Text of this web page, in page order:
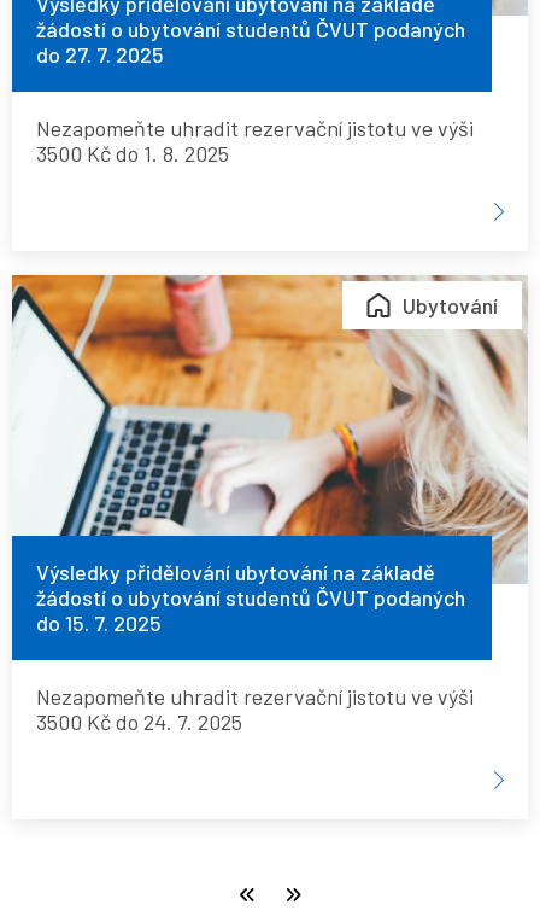
ČVUT
27.
žádostí o ubytování studentů ČVUT podaných
do 27. 7. 2025
Nezapomeňte uhradit rezervační jistotu ve výši
3500 Kč do 1. 8. 2025
Výsledky
přidělování
ubytování
základě
žádostí
ubytování
studentů
ČVUT
15.
Výsledky přidělování ubytování na základě
žádostí o ubytování studentů ČVUT podaných
do 15. 7. 2025
Nezapomeňte uhradit rezervační jistotu ve výši
3500 Kč do 24. 7. 2025
Ubytování
First pagePoslední stránka